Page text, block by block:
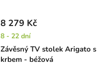
Závěsný TV stolek Arigato s
krbem - béžová
8 279 Kč
8 - 22 dní